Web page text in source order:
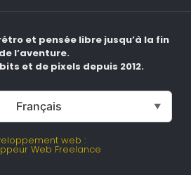
et pensée libre jusqu’à la fin
de l’aventure.
et de pixels depuis 2012.
Français ▼
web :
Web Freelance